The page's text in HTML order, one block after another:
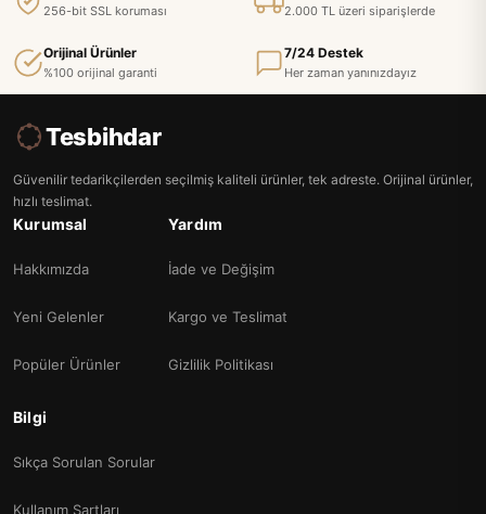
256-bit SSL koruması 2.000 TL üzeri siparişlerde
Orijinal Ürünler
%100 orijinal garanti
7/24 Destek
Her zaman yanınızdayız
Tesbihdar
Güvenilir tedarikçilerden seçilmiş kaliteli ürünler, tek adreste. Orijinal ürünler,
hızlı teslimat.
Kurumsal
Hakkımızda
Yeni Gelenler
Popüler Ürünler
Yardım
İade ve Değişim
Kargo ve Teslimat
Gizlilik Politikası
Bilgi
Sıkça Sorulan Sorular
Kullanım Şartları